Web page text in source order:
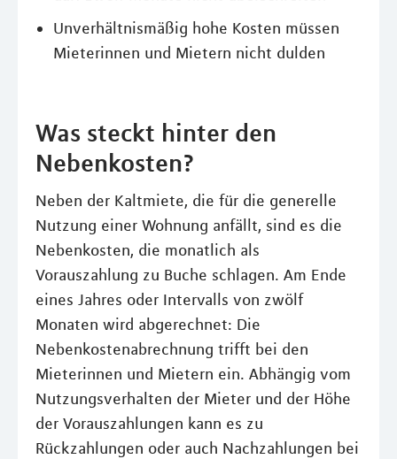
Unverhältnismäßig hohe Kosten müssen
Mieterinnen und Mietern nicht dulden
Was steckt hinter den
Nebenkosten?
Neben der Kaltmiete, die für die generelle
Nutzung einer Wohnung anfällt, sind es die
Nebenkosten, die monatlich als
Vorauszahlung zu Buche schlagen. Am Ende
eines Jahres oder Intervalls von zwölf
Monaten wird abgerechnet: Die
Nebenkostenabrechnung trifft bei den
Mieterinnen und Mietern ein. Abhängig vom
Nutzungsverhalten der Mieter und der Höhe
der Vorauszahlungen kann es zu
Rückzahlungen oder auch Nachzahlungen bei